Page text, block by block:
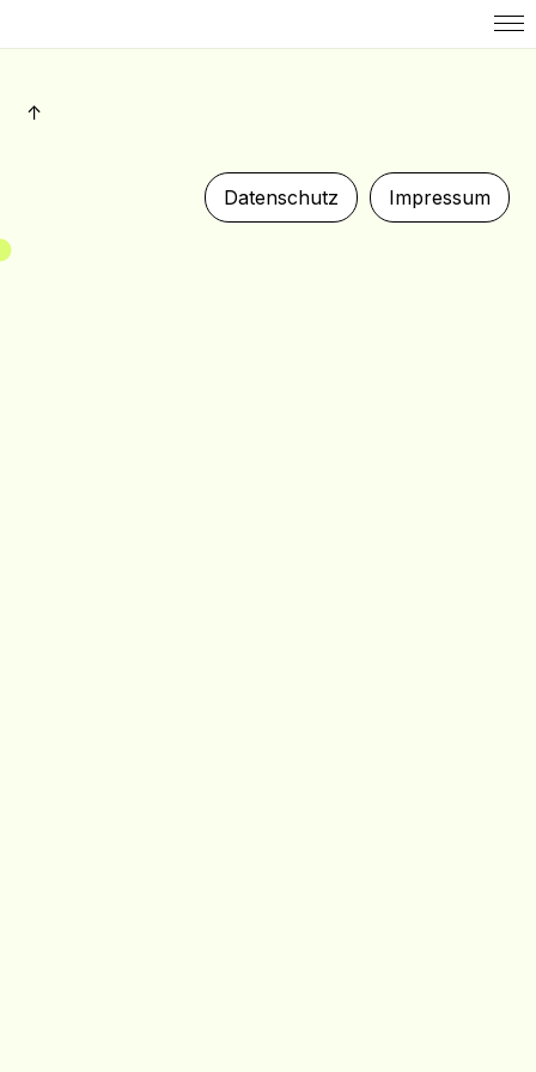
↑
Datenschutz Impressum